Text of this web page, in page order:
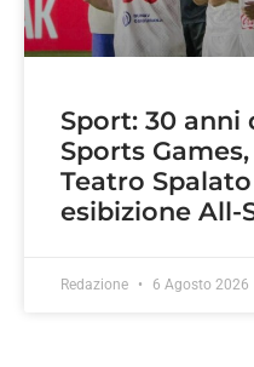
Sport: 30 anni
Sports
Teatro
esibizione All-
Redazione 6 Agosto 2026